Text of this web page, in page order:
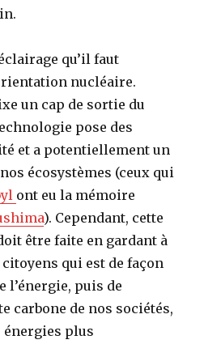
qu’il faut
nucléaire.
un cap de sortie du
pose des
et a potentiellement un
écosystèmes (ceux qui
ont eu la mémoire
). Cependant, cette
être faite en gardant à
qui est de façon
l’énergie, puis de
carbone de nos sociétés,
énergies plus